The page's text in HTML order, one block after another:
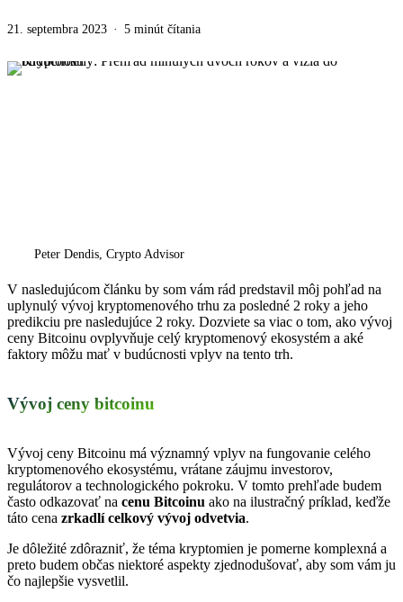
21. septembra 2023 5 minút čítania
Peter Dendis, Crypto Advisor
V nasledujúcom článku by som vám rád predstavil môj pohľad na
uplynulý vývoj kryptomenového trhu za posledné 2 roky a jeho
predikciu pre nasledujúce 2 roky. Dozviete sa viac o tom, ako vývoj
ceny Bitcoinu ovplyvňuje celý kryptomenový ekosystém a aké
faktory môžu mať v budúcnosti vplyv na tento trh.
Vývoj ceny bitcoinu
Vývoj ceny Bitcoinu má významný vplyv na fungovanie celého
kryptomenového ekosystému, vrátane záujmu investorov,
regulátorov a technologického pokroku. V tomto prehľade budem
často odkazovať na cenu Bitcoinu ako na ilustračný príklad, keďže
táto cena zrkadlí celkový vývoj odvetvia.
Je dôležité zdôrazniť, že téma kryptomien je pomerne komplexná a
preto budem občas niektoré aspekty zjednodušovať, aby som vám ju
čo najlepšie vysvetlil.